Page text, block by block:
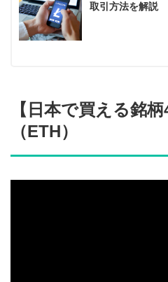
取引方法を解説
【日本で買える銘
（ETH）